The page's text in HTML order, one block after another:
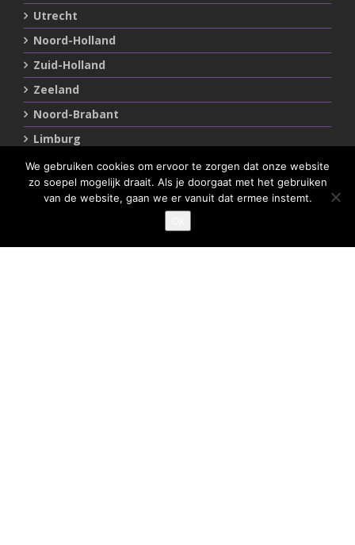
Utrecht
Noord-Holland
Zuid-Holland
Zeeland
Noord-Brabant
Limburg
Statements
We gebruiken cookies om ervoor te zorgen dat onze website
zo soepel mogelijk draait. Als je doorgaat met het gebruiken
van de website, gaan we er vanuit dat ermee instemt.